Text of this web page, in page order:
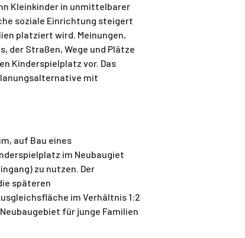
Kleinkinder in unmittelbarer
soziale Einrichtung steigert
platziert wird. Meinungen,
der Straßen, Wege und Plätze
Kinderspielplatz vor. Das
mit
auf Bau eines
im Neubaugiet
zu nutzen. Der
späteren
im Verhältnis 1:2
für junge Familien